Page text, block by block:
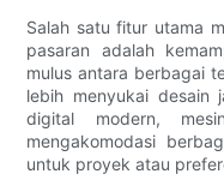
Salah satu fitur utama
pasaran adalah
mulus antara berbagai
lebih menyukai desain
digital modern,
mengakomodasi
untuk proyek atau